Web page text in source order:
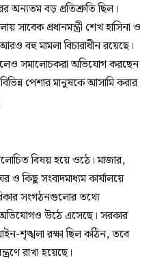
অন্যতম বড় প্রতিশ্রুতি ছিল।
সাবেক প্রধানমন্ত্রী শেখ হাসিনা ও
আরও বহু মামলা বিচারাধীন রয়েছে।
সমালোচকরা অভিযোগ করছেন
পেশার মানুষকে আসামি করার
বিষয় হয়ে ওঠে। মাজার,
ও কিছু সংবাদমাধ্যম কার্যালয়ে
সংগঠনগুলোর তথ্যে
অভিযোগও উঠে এসেছে। সরকার
শৃঙ্খলা রক্ষা ছিল কঠিন, তবে
রাখা হয়েছে।